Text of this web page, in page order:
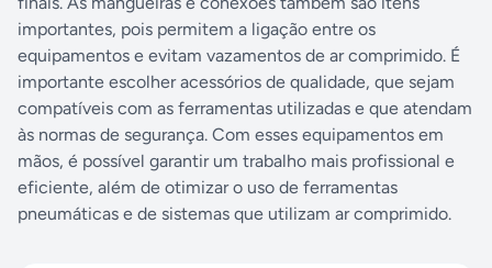
importantes, pois permitem a ligação entre os
equipamentos e evitam vazamentos de ar comprimido. É
importante escolher acessórios de qualidade, que sejam
compatíveis com as ferramentas utilizadas e que atendam
às normas de segurança. Com esses equipamentos em
mãos, é possível garantir um trabalho mais profissional e
eficiente, além de otimizar o uso de ferramentas
pneumáticas e de sistemas que utilizam ar comprimido.